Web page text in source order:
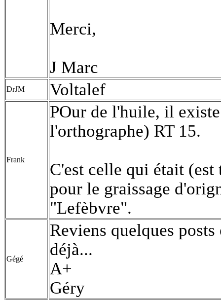
Merci,
J Marc
DrJM Voltalef
Frank
POur de l'huile, il
l'orthographe) RT 15.
C'est celle qui était
pour le graissage
"Lefèbvre".
Gégé
Reviens quelques
déjà...
A+
Géry